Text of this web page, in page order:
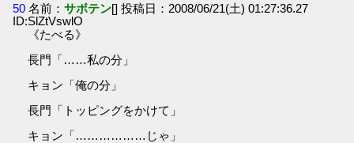
50 名前：サボテン[] 投稿日：2008/06/21(土) 01:27:36.27
ID:SlZtVswlO
《たべる》
長門「……私の分」
キョン「俺の分」
長門「トッピングをかけて」
キョン「………………じゃ」